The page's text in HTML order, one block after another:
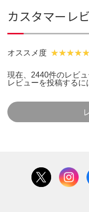
カスタマーレ
オススメ度
現在、2440件のレビ
レビューを投稿するに